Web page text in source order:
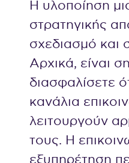
Η υλοποίηση
στρατηγικής
σχεδιασμό και
Αρχικά, είναι
διασφαλίσετε
κανάλια
λειτουργούν
τους. Η
εξυπηρέτηση